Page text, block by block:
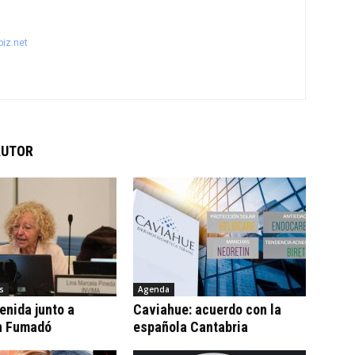
junto a
Fumadó
Agenda
Caviahue: acuerdo con la
española Cantabria